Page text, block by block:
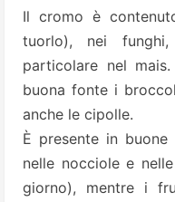
Il cromo è
tuorlo), nei
particolare nel
buona fonte i
anche le cipolle.
È presente in
nelle nocciole e
giorno), mentre i